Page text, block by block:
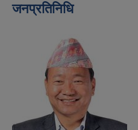
जनप्रतिनिधि